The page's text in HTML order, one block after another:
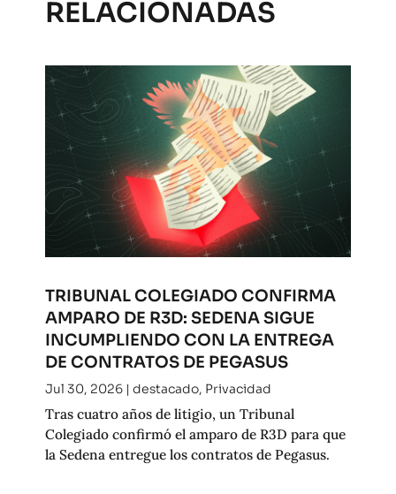
RELACIONADAS
TRIBUNAL COLEGIADO CONFIRMA
AMPARO DE R3D: SEDENA SIGUE
INCUMPLIENDO CON LA ENTREGA
DE CONTRATOS DE PEGASUS
Jul 30, 2026| destacado, Privacidad
Tras cuatro años de litigio, un Tribunal
Colegiado confirmó el amparo de R3D para que
la Sedena entregue los contratos de Pegasus.